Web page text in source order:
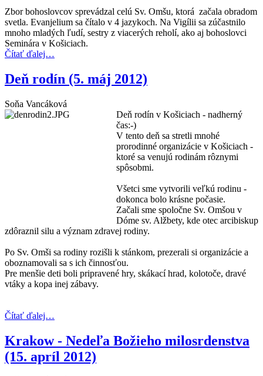
Zbor bohoslovcov sprevádzal celú Sv. Omšu, ktorá začala obradom
svetla. Evanjelium sa čítalo v 4 jazykoch. Na Vigílii sa zúčastnilo
mnoho mladých ľudí, sestry z viacerých reholí, ako aj bohoslovci
Seminára v Košiciach.
Čítať ďalej…
Deň rodín (5. máj 2012)
Soňa Vancáková
Deň rodín v Košiciach - nadherný
čas:-)
V tento deň sa stretli mnohé
prorodinné organizácie v Košiciach -
ktoré sa venujú rodinám rôznymi
spôsobmi.
Všetci sme vytvorili veľkú rodinu -
dokonca bolo krásne počasie.
Začali sme spoločne Sv. Omšou v
Dóme sv. Alžbety, kde otec arcibiskup
zdôraznil silu a význam zdravej rodiny.
Po Sv. Omši sa rodiny rozišli k stánkom, prezerali si organizácie a
oboznamovali sa s ich činnosťou.
Pre menšie deti boli pripravené hry, skákací hrad, kolotoče, dravé
vtáky a kopa inej zábavy.
Čítať ďalej…
Krakow - Nedeľa Božieho milosrdenstva
(15. apríl 2012)